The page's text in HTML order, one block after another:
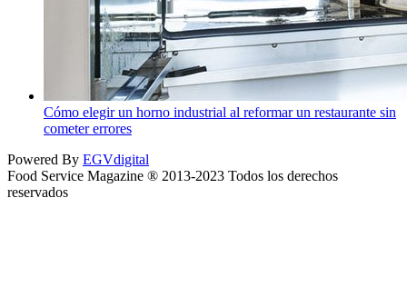
Cómo elegir un horno industrial al reformar un restaurante sin
cometer errores
Powered By EGVdigital
Food Service Magazine ® 2013-2023 Todos los derechos
reservados